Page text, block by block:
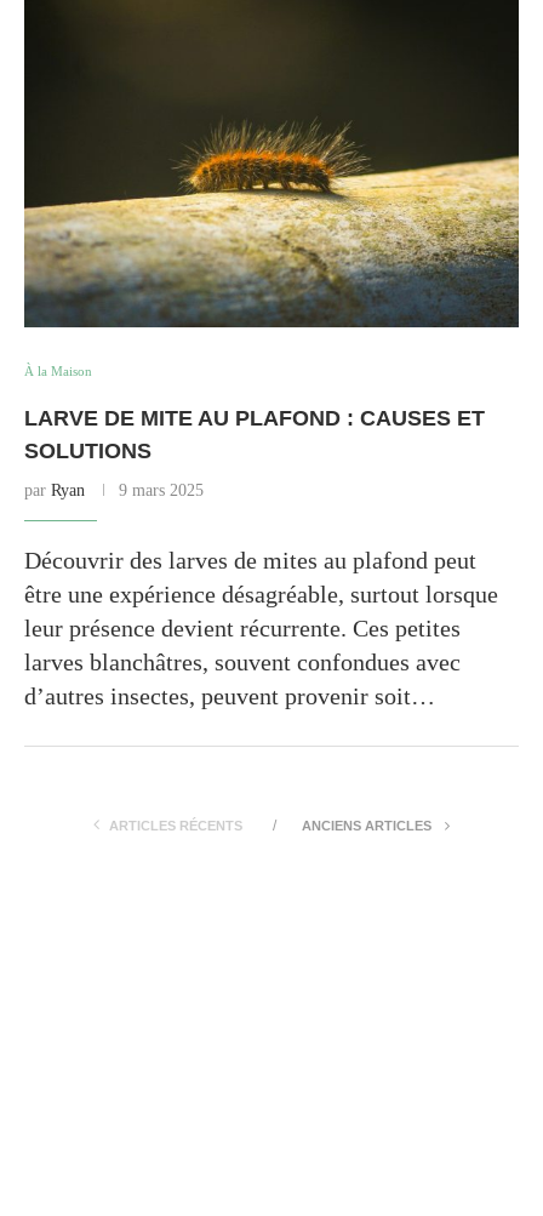
À la Maison
LARVE DE MITE AU PLAFOND : CAUSES ET
SOLUTIONS
par Ryan 9 mars 2025
Découvrir des larves de mites au plafond peut
être une expérience désagréable, surtout lorsque
leur présence devient récurrente. Ces petites
larves blanchâtres, souvent confondues avec
d’autres insectes, peuvent provenir soit…
ARTICLES RÉCENTS ANCIENS ARTICLES